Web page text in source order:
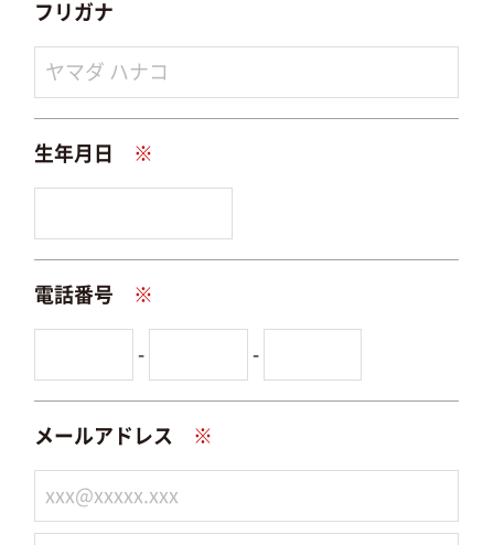
フリガナ
生年月日 ※
電話番号 ※
- -
メールアドレス ※